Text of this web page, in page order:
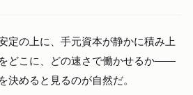
定の上に、手元資本が静かに積み上
どこに、どの速さで働かせるか——
決めると見るのが自然だ。